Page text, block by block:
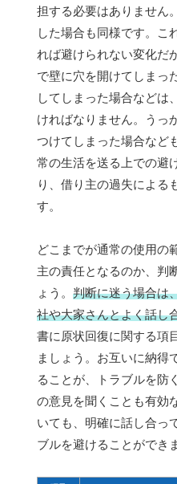
担する必要はありません
した場合も同様です。こ
れば避けられない変化だ
で壁に穴を開けてしまっ
してしまった場合などは
ければなりません。うっ
つけてしまった場合など
常の生活を送る上での避
り、借り主の過失による
す。
どこまでが通常の使用の
主の責任となるのか、判
ょう。 判断に迷う場合は
社や大家さんとよく話し
書に原状回復に関する項
ましょう。お互いに納得
ることが、トラブルを防
の意見を聞くことも有効
いても、明確に話し合っ
ブルを避けることができ